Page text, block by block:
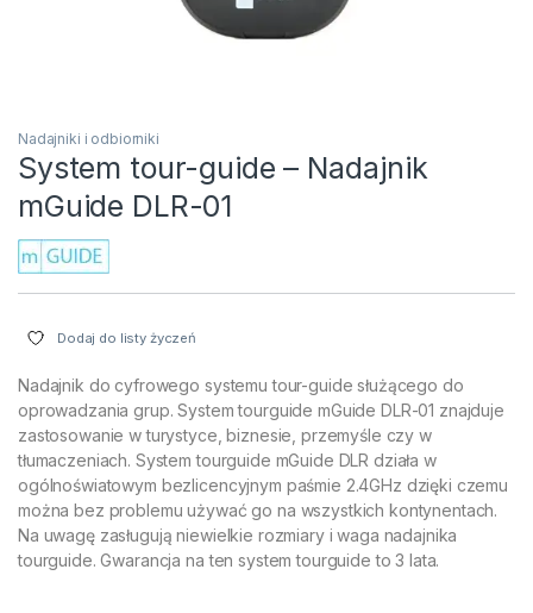
Nadajniki i odbiorniki
System tour-guide – Nadajnik
mGuide DLR-01
Dodaj do listy życzeń
Nadajnik do cyfrowego systemu tour-guide służącego do
oprowadzania grup. System tourguide mGuide DLR-01 znajduje
zastosowanie w turystyce, biznesie, przemyśle czy w
tłumaczeniach. System tourguide mGuide DLR działa w
ogólnoświatowym bezlicencyjnym paśmie 2.4GHz dzięki czemu
można bez problemu używać go na wszystkich kontynentach.
Na uwagę zasługują niewielkie rozmiary i waga nadajnika
tourguide. Gwarancja na ten system tourguide to 3 lata.